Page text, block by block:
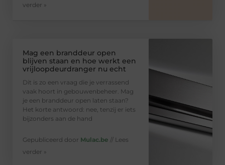
verder »
Mag een branddeur open
blijven staan en hoe werkt een
vrijloopdeurdranger nu echt
Dit is zo een vraag die je verrassend
vaak hoort in gebouwenbeheer. Mag
je een branddeur open laten staan?
Het korte antwoord: nee, tenzij er iets
bijzonders aan de hand
Gepubliceerd door Mulac.be // Lees
verder »